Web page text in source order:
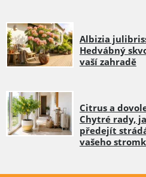
Albizia
Hedvábný
vaší zahradě
Citrus a
Chytré rady,
předejít
vašeho